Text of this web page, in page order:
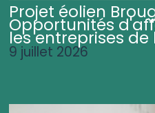
Projet éolien
Opportunités
les entreprises
9 juillet 2026